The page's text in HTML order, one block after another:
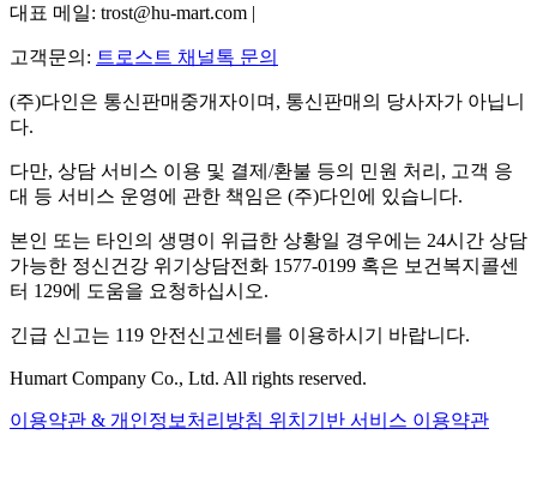
대표 메일: trost@hu-mart.com |
고객문의: 트로스트 채널톡 문의
(주)다인은 통신판매중개자이며, 통신판매의 당사자가 아닙니
다.
다만, 상담 서비스 이용 및 결제/환불 등의 민원 처리, 고객 응
대 등 서비스 운영에 관한 책임은 (주)다인에 있습니다.
본인 또는 타인의 생명이 위급한 상황일 경우에는 24시간 상담
가능한 정신건강 위기상담전화 1577-0199 혹은 보건복지콜센
터 129에 도움을 요청하십시오.
긴급 신고는 119 안전신고센터를 이용하시기 바랍니다.
Humart Company Co., Ltd. All rights reserved.
이용약관 & 개인정보처리방침 위치기반 서비스 이용약관